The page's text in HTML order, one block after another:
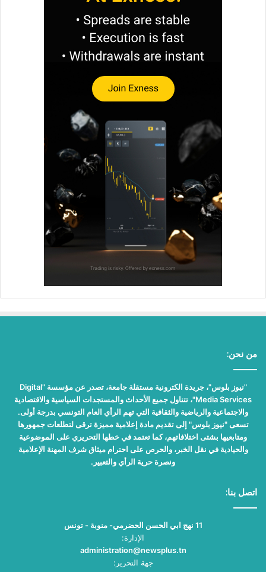
من نحن:
"نيوز بلوس"، جريدة الكترونية مستقلة جامعة، تصدر عن مؤسسة "Digital
Media Services"، تتناول جميع الأحداث والمستجدات السياسية والاقتصادية
والاجتماعية والرياضية والثقافية التي تهم الرأي العام التونسي بدرجة أولى.
تسعى "نيوز بلوس" إلى تقديم مادة إعلامية مميزة ترقى لتطلعات جمهورها
ومتابعيها بشتى اختلافاتهم، كما تعتمد في خطها التحريري على الموضوعية
والحيادية في نقل الخبر، والحرص على احترام ميثاق شرف المهنة الإعلامية
ونصرة حرية الرأي والتعبير.
اتصل بنا:
11 نهج ابي الحسن الحضرمي- منوبة - تونس
الإدارة:
administration@newsplus.tn
جهة التحرير: